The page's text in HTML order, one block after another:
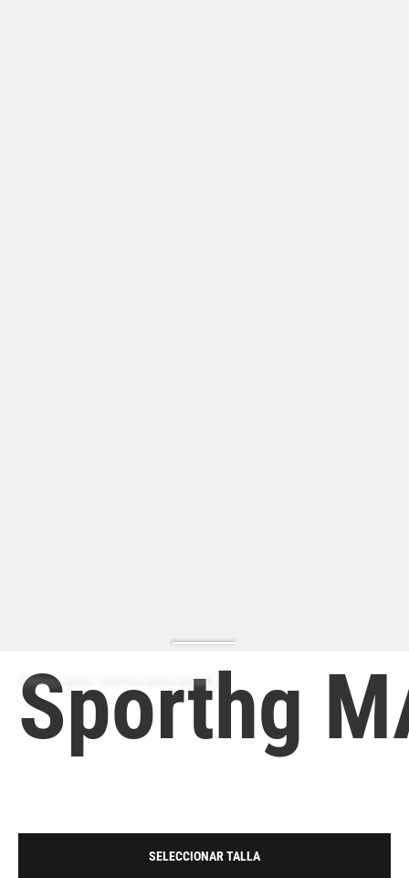
ZAPATILLA MODA | ZAPATILLA MODA HOMBRE
Sporthg
SELECCIONAR TALLA